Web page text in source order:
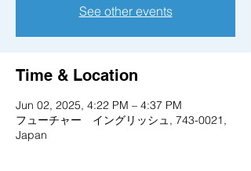
See other events
Time & Location
Jun 02, 2025, 4:22 PM – 4:37 PM
フューチャー イングリッシュ, 743-0021,
Japan